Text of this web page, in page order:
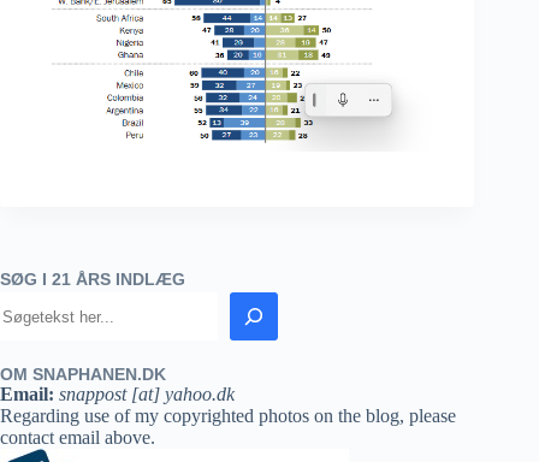
SØG I 21 ÅRS INDLÆG
OM SNAPHANEN.DK
Email: snappost [at] yahoo.dk
Regarding use of my copyrighted photos on the blog, please
contact email above.